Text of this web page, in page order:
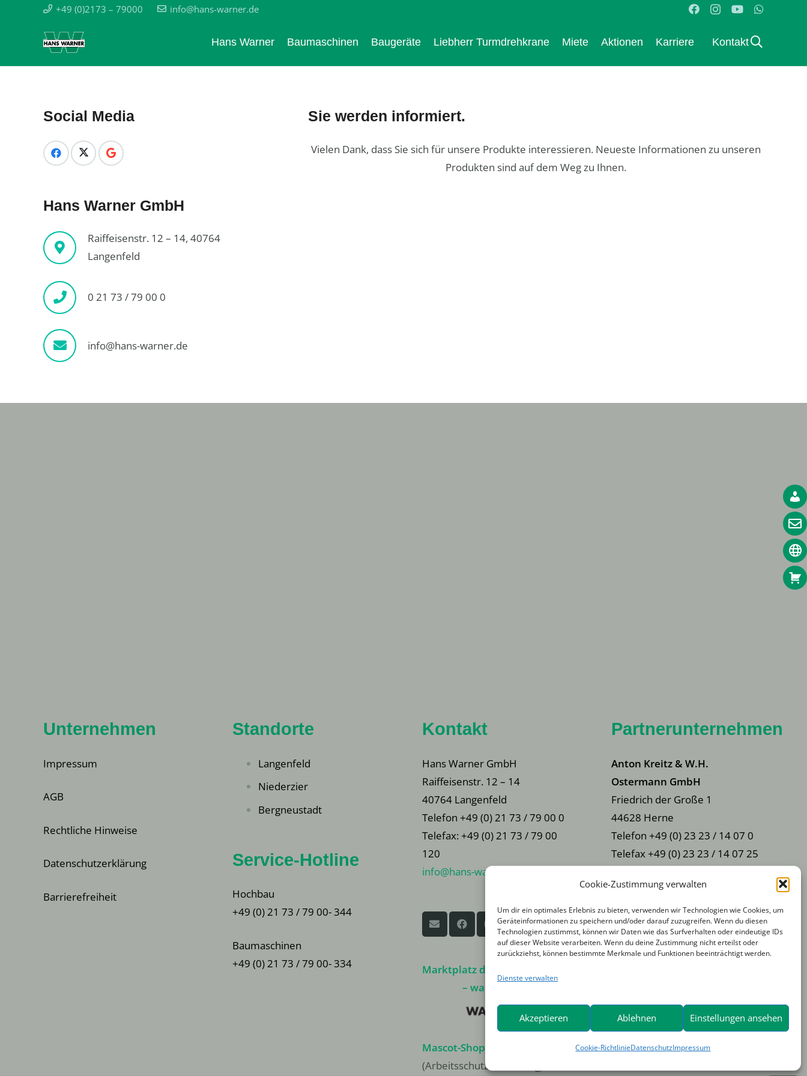
Cookie-Zustimmung verwalten
Um dir ein optimales Erlebnis zu bieten, verwenden wir Technologien wie Cookies, um
Geräteinformationen zu speichern und/oder darauf zuzugreifen. Wenn du diesen
Technologien zustimmst, können wir Daten wie das Surfverhalten oder eindeutige IDs
auf dieser Website verarbeiten. Wenn du deine Zustimmung nicht erteilst oder
zurückziehst, können bestimmte Merkmale und Funktionen beeinträchtigt werden.
Dienste verwalten
Akzeptieren Ablehnen Einstellungen ansehen
Cookie-RichtlinieDatenschutzImpressum
+49 (0)2173 – 79000 info@hans-warner.de
Hans Warner Baumaschinen Baugeräte Liebherr Turmdrehkrane Miete Aktionen Karriere Kontakt
Social Media
Hans Warner GmbH
Raiffeisenstr. 12 – 14, 40764
Langenfeld
0 21 73 / 79 00 0
info@hans-warner.de
Sie werden informiert.
Vielen Dank, dass Sie sich für unsere Produkte interessieren. Neueste Informationen zu unseren
Produkten sind auf dem Weg zu Ihnen.
Unternehmen
Impressum
AGB
Rechtliche Hinweise
Datenschutzerklärung
Barrierefreiheit
Standorte
Langenfeld
Niederzier
Bergneustadt
Service-Hotline
Hochbau
+49 (0) 21 73 / 79 00- 344
Baumaschinen
+49 (0) 21 73 / 79 00- 334
Kontakt
Hans Warner GmbH
Raiffeisenstr. 12 – 14
40764 Langenfeld
Telefon +49 (0) 21 73 / 79 00 0
Telefax: +49 (0) 21 73 / 79 00
120
info@hans-warner.de
Marktplatz der Warner Gruppe
– walanco.de –
Mascot-Shop
(Arbeitsschutzbekleidung)
Partnerunternehmen
Anton Kreitz & W.H.
Ostermann GmbH
Friedrich der Große 1
44628 Herne
Telefon +49 (0) 23 23 / 14 07 0
Telefax +49 (0) 23 23 / 14 07 25
WBI – Warner Bau- und
Industriemaschinen GmbH
Borsigstraße 20
41541 Dormagen
766
info@wbi-baumaschinen.de